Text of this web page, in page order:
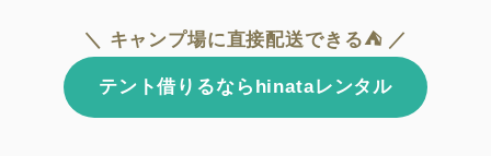
＼ キャンプ場に直接配送できる⛺ ／
テント借りるならhinataレンタル